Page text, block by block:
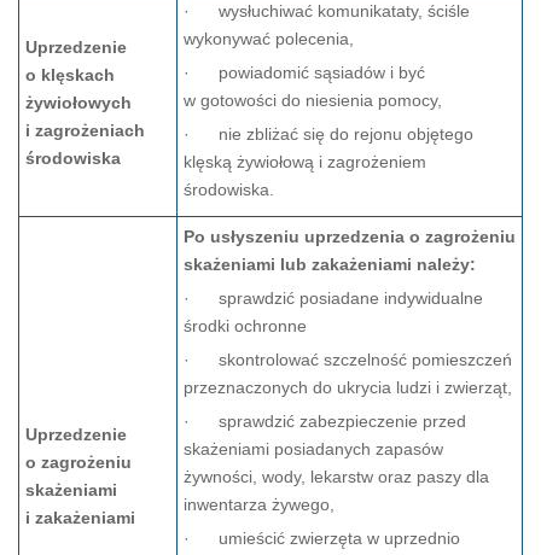
Uprzedzenie
o klęskach
żywiołowych
i zagrożeniach
środowiska
· wysłuchiwać komunikataty, ściśle
wykonywać polecenia,
· powiadomić sąsiadów i być
w gotowości do niesienia pomocy,
· nie zbliżać się do rejonu objętego
klęską żywiołową i zagrożeniem
środowiska.
Uprzedzenie
o zagrożeniu
skażeniami
i zakażeniami
Po usłyszeniu uprzedzenia o zagrożeniu
skażeniami lub zakażeniami należy:
· sprawdzić posiadane indywidualne
środki ochronne
· skontrolować szczelność pomieszczeń
przeznaczonych do ukrycia ludzi i zwierząt,
· sprawdzić zabezpieczenie przed
skażeniami posiadanych zapasów
żywności, wody, lekarstw oraz paszy dla
inwentarza żywego,
· umieścić zwierzęta w uprzednio